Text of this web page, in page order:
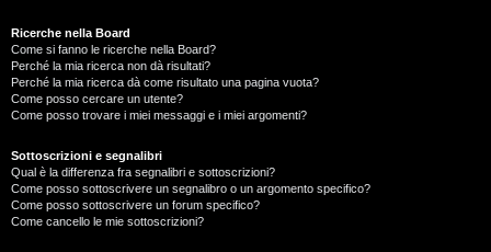
Ricerche nella Board
Come si fanno le ricerche nella Board?
Perché la mia ricerca non dà risultati?
Perché la mia ricerca dà come risultato una pagina vuota?
Come posso cercare un utente?
Come posso trovare i miei messaggi e i miei argomenti?
Sottoscrizioni e segnalibri
Qual è la differenza fra segnalibri e sottoscrizioni?
Come posso sottoscrivere un segnalibro o un argomento specifico?
Come posso sottoscrivere un forum specifico?
Come cancello le mie sottoscrizioni?